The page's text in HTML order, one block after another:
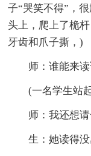
子“哭笑不得”，
头上，爬上了桅
牙齿和爪子撕，)
师：谁能来读
(一名学生站起
师：我还想请
生：她读得没